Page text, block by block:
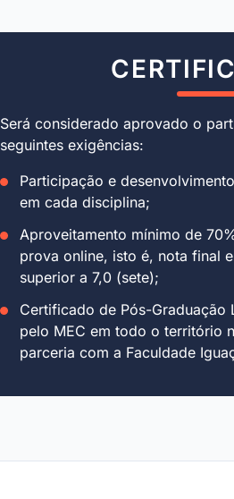
Será considerado aprovado o
seguintes exigências:
Participação e
em cada disciplina;
Aproveitamento mínimo de
prova online, isto é, nota final
superior a 7,0 (sete);
Certificado de Pós-Graduação
pelo MEC em todo o território
parceria com a Faculdade